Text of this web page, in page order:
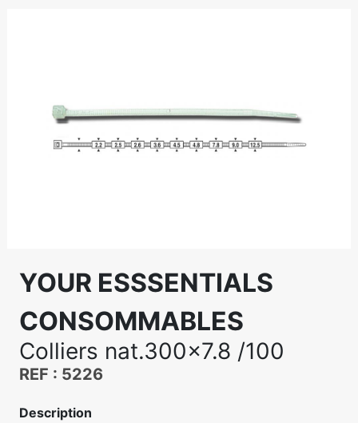
YOUR ESSSENTIALS
CONSOMMABLES
Colliers nat.300x7.8 /100
REF : 5226
Description